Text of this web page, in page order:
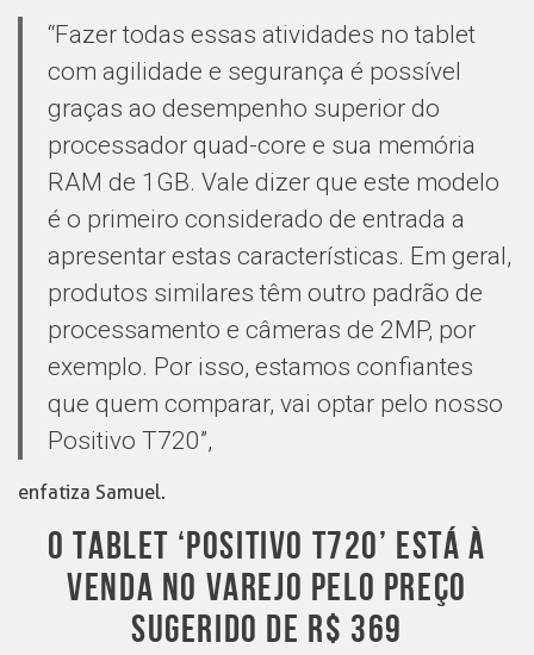
“Fazer todas essas atividades no tablet
com agilidade e segurança é possível
graças ao desempenho superior do
processador quad-core e sua memória
RAM de 1GB. Vale dizer que este modelo
é o primeiro considerado de entrada a
apresentar estas características. Em geral,
produtos similares têm outro padrão de
processamento e câmeras de 2MP, por
exemplo. Por isso, estamos confiantes
que quem comparar, vai optar pelo nosso
Positivo T720”,
enfatiza Samuel.
O TABLET ‘POSITIVO T720’ ESTÁ À
VENDA NO VAREJO PELO PREÇO
SUGERIDO DE R$ 369